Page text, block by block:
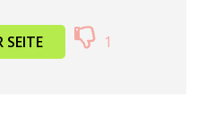
SEITE 1